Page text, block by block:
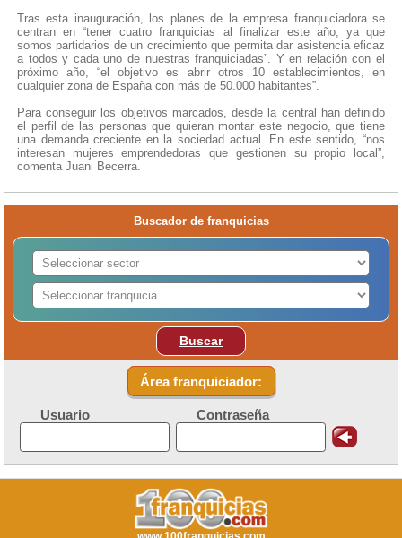
Tras esta inauguración, los planes de la empresa franquiciadora se
centran en “tener cuatro franquicias al finalizar este año, ya que
somos partidarios de un crecimiento que permita dar asistencia eficaz
a todos y cada uno de nuestras franquiciadas”. Y en relación con el
próximo año, “el objetivo es abrir otros 10 establecimientos, en
cualquier zona de España con más de 50.000 habitantes”.
Para conseguir los objetivos marcados, desde la central han definido
el perfil de las personas que quieran montar este negocio, que tiene
una demanda creciente en la sociedad actual. En este sentido, “nos
interesan mujeres emprendedoras que gestionen su propio local”,
comenta Juani Becerra.
Buscador de franquicias
Buscar
Área franquiciador:
Usuario Contraseña